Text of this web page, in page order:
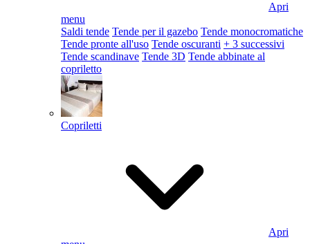
Apri
menu
Saldi tende Tende per il gazebo Tende monocromatiche
Tende pronte all'uso Tende oscuranti + 3 successivi
Tende scandinave Tende 3D Tende abbinate al
copriletto
Copriletti
Apri